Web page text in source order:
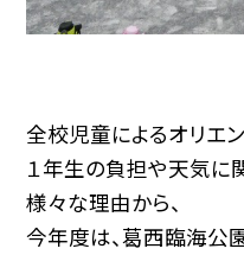
全校児童によるオリエ
１年生の負担や天気に
様々な理由から、
今年度は、葛西臨海公